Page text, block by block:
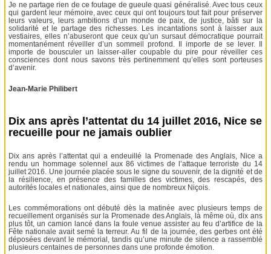
Je ne partage rien de ce foutage de gueule quasi généralisé. Avec tous ceux
qui gardent leur mémoire, avec ceux qui ont toujours tout fait pour préserver
leurs valeurs, leurs ambitions d’un monde de paix, de justice, bâti sur la
solidarité et le partage des richesses. Les incantations sont à laisser aux
vestiaires, elles n’abuseront que ceux qu’un sursaut démocratique pourrait
momentanément réveiller d’un sommeil profond. Il importe de se lever. Il
importe de bousculer un laisser-aller coupable du pire pour réveiller ces
consciences dont nous savons très pertinemment qu’elles sont porteuses
d’avenir.
Jean-Marie Philibert
Dix ans après l’attentat du 14 juillet 2016, Nice se
recueille pour ne jamais oublier
Dix ans après l’attentat qui a endeuillé la Promenade des Anglais, Nice a
rendu un hommage solennel aux 86 victimes de l’attaque terroriste du 14
juillet 2016. Une journée placée sous le signe du souvenir, de la dignité et de
la résilience, en présence des familles des victimes, des rescapés, des
autorités locales et nationales, ainsi que de nombreux Niçois.
Les commémorations ont débuté dès la matinée avec plusieurs temps de
recueillement organisés sur la Promenade des Anglais, là même où, dix ans
plus tôt, un camion lancé dans la foule venue assister au feu d’artifice de la
Fête nationale avait semé la terreur. Au fil de la journée, des gerbes ont été
déposées devant le mémorial, tandis qu’une minute de silence a rassemblé
plusieurs centaines de personnes dans une profonde émotion.